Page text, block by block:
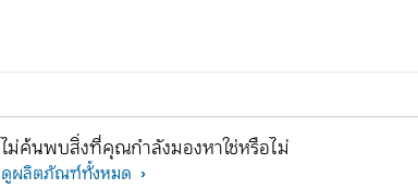
ไม่ค้นพบสิ่งที่คุณกำลังมองหาใช่หรือไม่
ดูผลิตภัณฑ์ทั้งหมด